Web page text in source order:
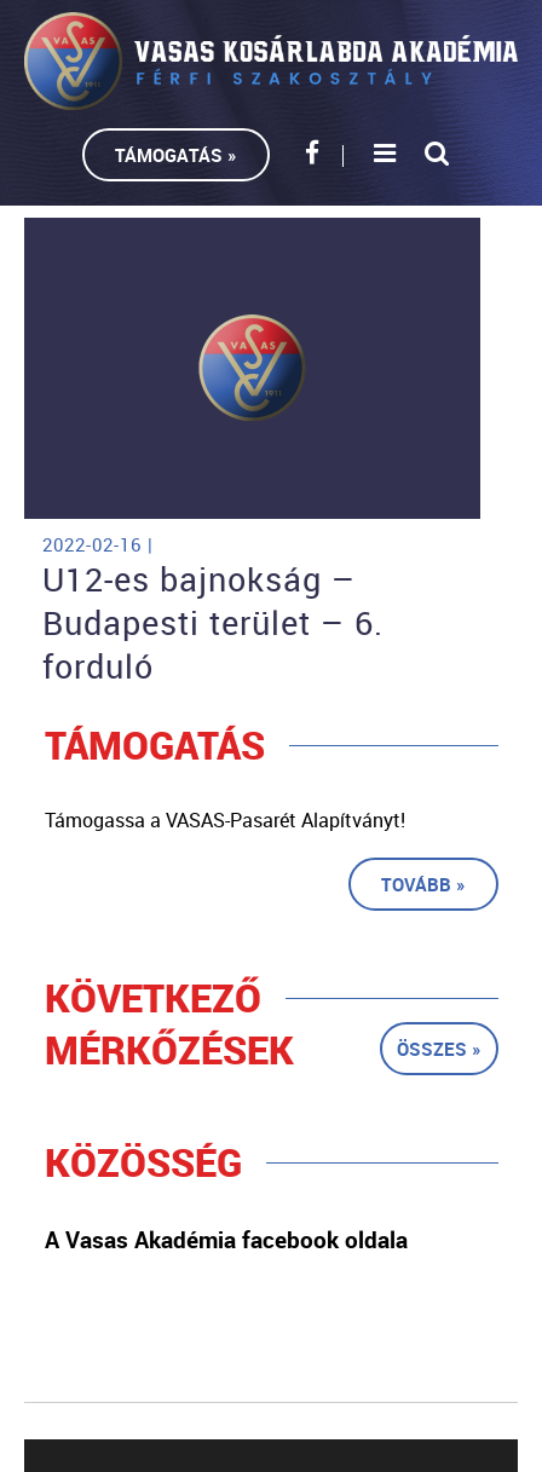
TÁMOGATÁS »
2022-02-16 |
U12-es bajnokság –
Budapesti terület – 6.
forduló
TÁMOGATÁS
Támogassa a VASAS-Pasarét Alapítványt!
TOVÁBB »
KÖVETKEZŐ
MÉRKŐZÉSEK
ÖSSZES »
KÖZÖSSÉG
A Vasas Akadémia facebook oldala